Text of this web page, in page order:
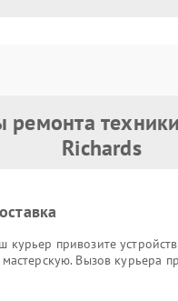
ремонта
Richards
курьер привозите
Вызов курьера